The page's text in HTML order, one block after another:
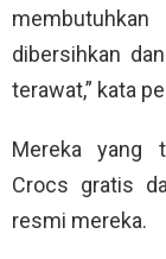
dibersihkan
terawat,” kata
Mereka yang
Crocs gratis
resmi mereka.